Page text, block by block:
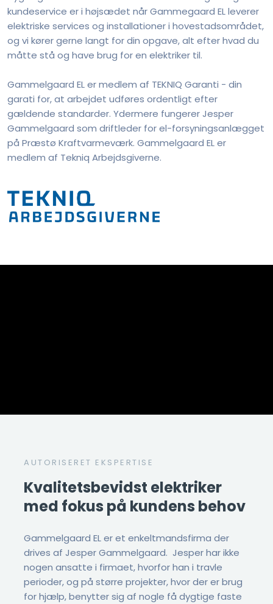
kundeservice er i højsædet når Gammegaard EL leverer
elektriske services og installationer i hovestadsområdet,
og vi kører gerne langt for din opgave, alt efter hvad du
måtte stå og have brug for en elektriker til.
Gammelgaard EL er medlem af TEKNIQ Garanti - din
garati for, at arbejdet udføres ordentligt efter
gældende standarder. Ydermere fungerer Jesper
Gammelgaard som driftleder for el-forsyningsanlægget
på Præstø Kraftvarmeværk. Gammelgaard EL er
medlem af Tekniq Arbejdsgiverne.
AUTORISERET EKSPERTISE
Kvalitetsbevidst elektriker
med fokus på kundens behov
​Gammelgaard EL er et enkeltmandsfirma der
drives af Jesper Gammelgaard. Jesper har ikke
nogen ansatte i firmaet, hvorfor han i travle
perioder, og på større projekter, hvor der er brug
for hjælp, benytter sig af nogle få dygtige faste